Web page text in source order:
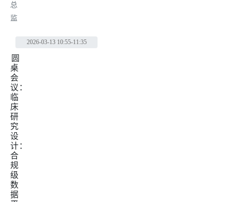
总
监
2026-03-13 10:55-11:35
圆
桌
会
议：
临
床
研
究
设
计：
合
规
级
数
据